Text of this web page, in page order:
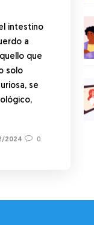
intestino
a
que
solo
se
2024
0